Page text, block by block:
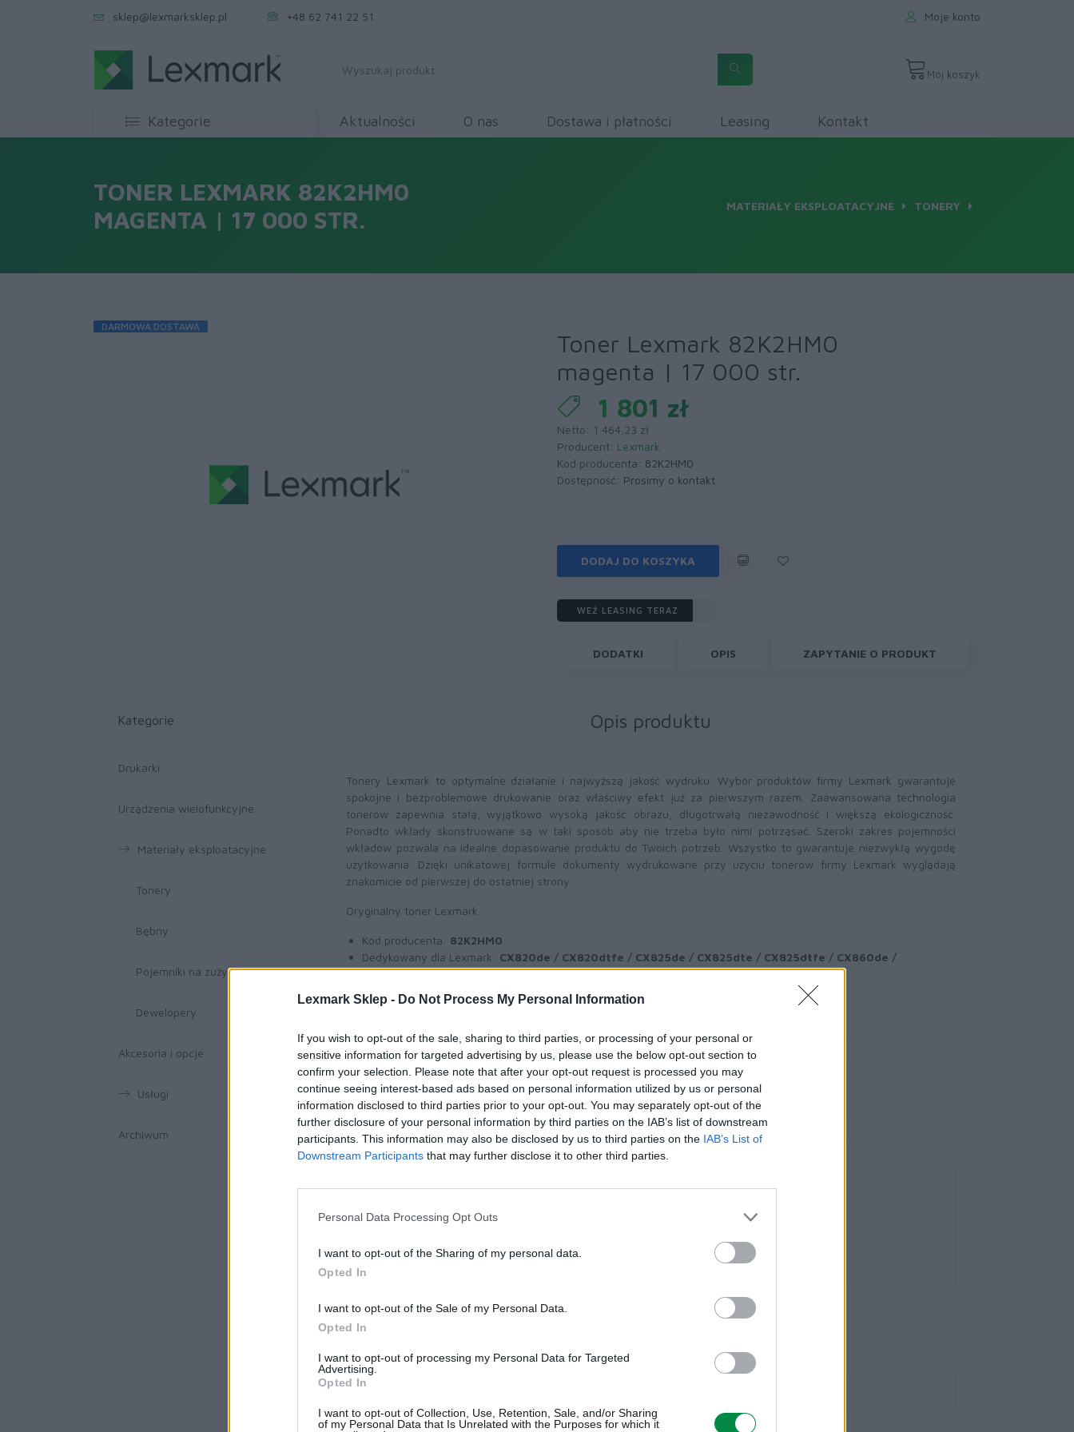
Lexmark Sklep - Do Not Process My Personal Information
If you wish to opt-out of the sale, sharing to third parties, or processing of your personal or
sensitive information for targeted advertising by us, please use the below opt-out section to
confirm your selection. Please note that after your opt-out request is processed you may
continue seeing interest-based ads based on personal information utilized by us or personal
information disclosed to third parties prior to your opt-out. You may separately opt-out of the
further disclosure of your personal information by third parties on the IAB’s list of downstream
participants. This information may also be disclosed by us to third parties on the IAB’s List of
Downstream Participants that may further disclose it to other third parties.
Personal Data Processing Opt Outs
I want to opt-out of the Sharing of my personal data.
Opted In
I want to opt-out of the Sale of my Personal Data.
Opted In
I want to opt-out of processing my Personal Data for Targeted
Advertising.
Opted In
I want to opt-out of Collection, Use, Retention, Sale, and/or Sharing
of my Personal Data that Is Unrelated with the Purposes for which it
sklep@lexmarksklep.pl +48 62 741 22 51 Moje konto
Mój koszyk
Kategorie Aktualności O nas Dostawa i płatności Leasing Kontakt
TONER LEXMARK 82K2HM0
MAGENTA | 17 000 STR.
MATERIAŁY EKSPLOATACYJNE TONERY
DARMOWA DOSTAWA
Toner Lexmark 82K2HM0
magenta | 17 000 str.
1 801 zł
Netto: 1 464,23 zł
Producent: Lexmark
Kod producenta: 82K2HM0
Dostępność: Prosimy o kontakt
DODAJ DO KOSZYKA
WEŹ LEASING TERAZ
DODATKI OPIS ZAPYTANIE O PRODUKT
Kategorie
Drukarki
Urządzenia wielofunkcyjne
Materiały eksploatacyjne
Tonery
Bębny
Pojemniki na zużyte tonery
Dewelopery
Akcesoria i opcje
Usługi
Archiwum
Opis produktu
Tonery Lexmark to optymalne działanie i najwyższą jakość wydruku. Wybór produktów firmy Lexmark gwarantuje
spokojne i bezproblemowe drukowanie oraz właściwy efekt już za pierwszym razem. Zaawansowana technologia
tonerów zapewnia stałą, wyjątkowo wysoką jakość obrazu, długotrwałą niezawodność i większą ekologiczność.
Ponadto wkłady skonstruowane są w taki sposób aby nie trzeba było nimi potrząsać. Szeroki zakres pojemności
wkładów pozwala na idealne dopasowanie produktu do Twoich potrzeb. Wszystko to gwarantuje niezwykłą wygodę
użytkowania. Dzięki unikatowej formule dokumenty wydrukowane przy użyciu tonerów firmy Lexmark wyglądają
znakomicie od pierwszej do ostatniej strony.
Oryginalny toner Lexmark
Kod producenta: 82K2HM0
Dedykowany dla Lexmark: CX820de / CX820dtfe / CX825de / CX825dte / CX825dtfe / CX860de /
CX860dte / CX860dtfe
Toner różowy(magenta)
Informacje handlowe
Kod producenta 82K2HM0
Lexmark International Technology S.a.r.l.
Route de Pre-Bois Case Postale 508 15
info_pl@lexmark.com
Lexmark International Polska Sp. z o.o.
ul. Wołoska 5
info_pl@lexmark.com
https://www.lexmark.com/pl_pl.html